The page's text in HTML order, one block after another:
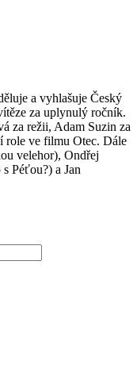
a vyhlašuje Český
za uplynulý ročník.
za režii, Adam Suzin za
role ve filmu Otec. Dále
velehor), Ondřej
Péťou?) a Jan